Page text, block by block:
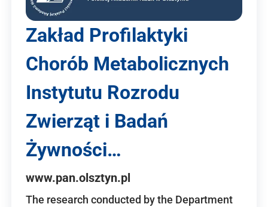
Zakład Profilaktyki
Chorób Metabolicznych
Instytutu Rozrodu
Zwierząt i Badań
Żywności…
www.pan.olsztyn.pl
The research conducted by the Department